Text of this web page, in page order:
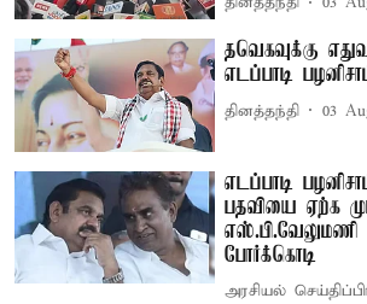
தவெகவுக்கு
எடப்பாடி
தினத்தந்தி 03
எடப்பாடி
பதவியை ஏற்க
போர்க்கொடி
அரசியல்